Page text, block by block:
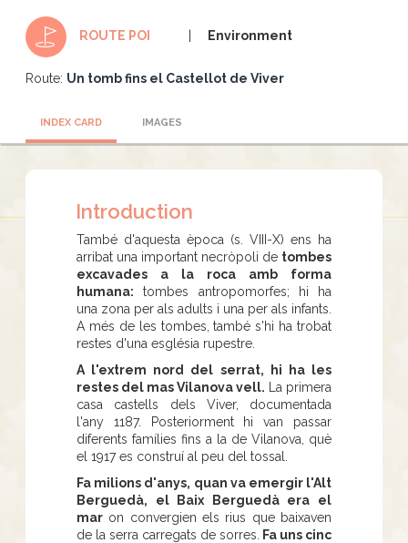
ROUTE POI Environment
Route: Un tomb fins el Castellot de Viver
INDEX CARD IMAGES
Introduction
També d'aquesta època (s. VIII-X) ens ha
arribat una important necròpoli de tombes
excavades a la roca amb forma
humana: tombes antropomorfes; hi ha
una zona per als adults i una per als infants.
A més de les tombes, també s'hi ha trobat
restes d'una església rupestre.
A l'extrem nord del serrat, hi ha les
restes del mas Vilanova vell. La primera
casa castells dels Viver, documentada
l'any 1187. Posteriorment hi van passar
diferents famílies fins a la de Vilanova, què
el 1917 es construí al peu del tossal.
Fa milions d'anys, quan va emergir l'Alt
Berguedà, el Baix Berguedà era el
mar on convergien els rius que baixaven
de la serra carregats de sorres.
Fa uns cinc